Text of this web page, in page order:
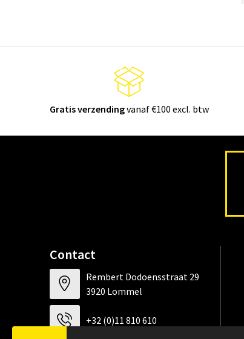
Gratis verzendingvanaf €100 excl. btw
Contact
Rembert Dodoensstraat 29
3920 Lommel
+32 (0)11 810 610